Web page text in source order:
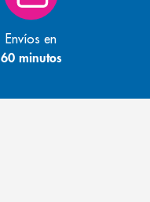
Envíos en
60 minutos